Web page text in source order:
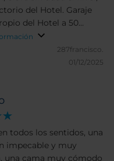
todos los sentidos, una
impecable y muy
una cama muy cómodo
del Hotel. Garaje
del Hotel a 50
287francisco.
01/12/2025